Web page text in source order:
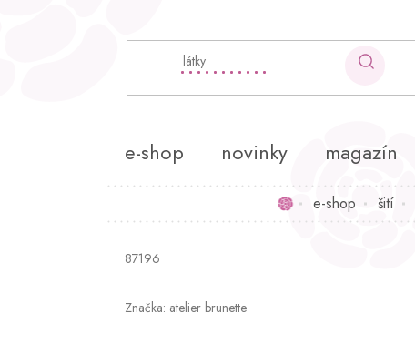
e-shop novinky magazín
Domůe-shop šití
87196
Značka: atelier brunette